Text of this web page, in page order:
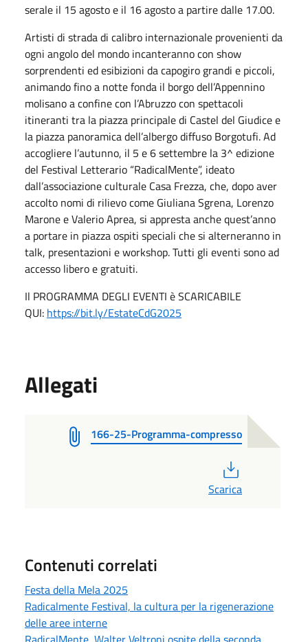
serale il 15 agosto e il 16 agosto a partire dalle 17.00.
Artisti di strada di calibro internazionale provenienti da
ogni angolo del mondo incanteranno con show
sorprendenti ed esibizioni da capogiro grandi e piccoli,
animando fino a notte fonda il borgo dell’Appennino
molisano a confine con l’Abruzzo con spettacoli
itineranti tra la piazza principale di Castel del Giudice e
la piazza panoramica dell’albergo diffuso Borgotufi. Ad
accogliere l’autunno, il 5 e 6 settembre la 3^ edizione
del Festival Letterario “RadicalMente”, ideato
dall’associazione culturale Casa Frezza, che, dopo aver
accolto nomi di rilievo come Giuliana Sgrena, Lorenzo
Marone e Valerio Aprea, si appresta anche quest’anno
a portare in piazza ospiti speciali che si alterneranno in
talk, presentazioni e workshop. Tutti gli eventi sono ad
accesso libero e gratuiti.
Il PROGRAMMA DEGLI EVENTI è SCARICABILE
QUI: https://bit.ly/EstateCdG2025
Allegati
166-25-Programma-compresso
Scarica
Contenuti correlati
Festa della Mela 2025
Radicalmente Festival, la cultura per la rigenerazione
delle aree interne